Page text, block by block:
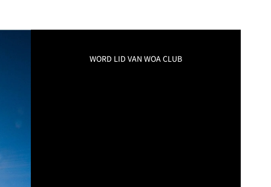
WORD LID VAN WOA CLUB